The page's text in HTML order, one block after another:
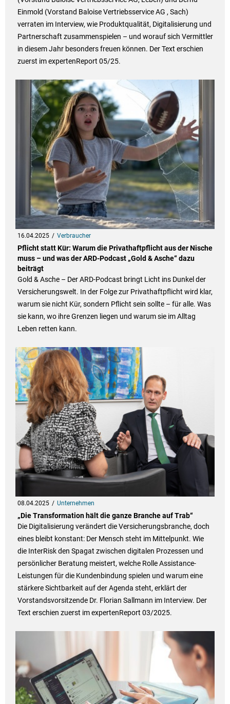
Einmold (Vorstand Baloise Vertriebsservice AG , Sach)
verraten im Interview, wie Produktqualität, Digitalisierung und
Partnerschaft zusammenspielen – und worauf sich Vermittler
in diesem Jahr besonders freuen können. Der Text erschien
zuerst im expertenReport 05/25.
16.04.2025 Verbraucher
Pflicht statt Kür: Warum die Privathaftpflicht aus der Nische
muss – und was der ARD-Podcast „Gold & Asche“ dazu
beiträgt
Gold & Asche – Der ARD-Podcast bringt Licht ins Dunkel der
Versicherungswelt. In der Folge zur Privathaftpflicht wird klar,
warum sie nicht Kür, sondern Pflicht sein sollte – für alle. Was
sie kann, wo ihre Grenzen liegen und warum sie im Alltag
Leben retten kann.
08.04.2025 Unternehmen
„Die Transformation hält die ganze Branche auf Trab“
Die Digitalisierung verändert die Versicherungsbranche, doch
eines bleibt konstant: Der Mensch steht im Mittelpunkt. Wie
die InterRisk den Spagat zwischen digitalen Prozessen und
persönlicher Beratung meistert, welche Rolle Assistance-
Leistungen für die Kundenbindung spielen und warum eine
stärkere Sichtbarkeit auf der Agenda steht, erklärt der
Vorstandsvorsitzende Dr. Florian Sallmann im Interview. Der
Text erschien zuerst im expertenReport 03/2025.